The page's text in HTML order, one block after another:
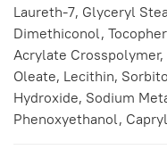
Laureth-7, Glyceryl
Dimethiconol,
Acrylate
Oleate, Lecithin,
Hydroxide, Sodium
Phenoxyethanol,